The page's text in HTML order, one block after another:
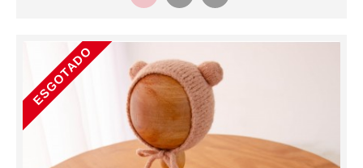
ESGOTADO